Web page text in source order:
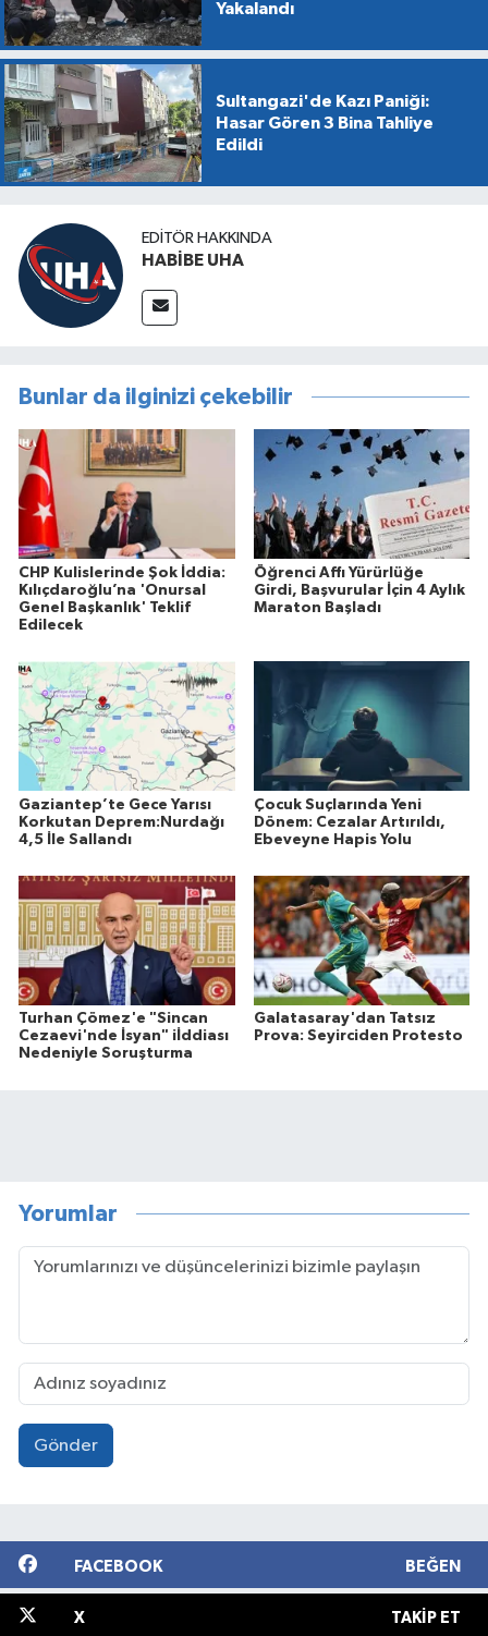
Yakalandı
Sultangazi'de Kazı Paniği:
Hasar Gören 3 Bina Tahliye
Edildi
EDITÖR HAKKINDA
HABİBE UHA
Bunlar da ilginizi çekebilir
CHP Kulislerinde Şok İddia:
Kılıçdaroğlu’na 'Onursal
Genel Başkanlık' Teklif
Edilecek
Öğrenci Affı Yürürlüğe
Girdi, Başvurular İçin 4 Aylık
Maraton Başladı
Gaziantep’te Gece Yarısı
Korkutan Deprem:Nurdağı
4,5 İle Sallandı
Çocuk Suçlarında Yeni
Dönem: Cezalar Artırıldı,
Ebeveyne Hapis Yolu
Turhan Çömez'e "Sincan
Cezaevi'nde İsyan" iİddiası
Nedeniyle Soruşturma
Galatasaray'dan Tatsız
Prova: Seyirciden Protesto
Yorumlar
Gönder
FACEBOOK BEĞEN
X TAKIP ET